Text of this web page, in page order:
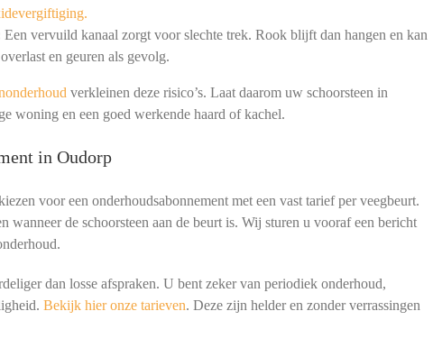
Een vervuild kanaal zorgt voor slechte trek. Rook blijft dan hangen en kan
en geuren als gevolg.
verkleinen deze risico’s. Laat daarom uw schoorsteen in
woning en een goed werkende haard of kachel.
in Oudorp
voor een onderhoudsabonnement met een vast tarief per veegbeurt.
wanneer de schoorsteen aan de beurt is. Wij sturen u vooraf een bericht
dan losse afspraken. U bent zeker van periodiek onderhoud,
Bekijk hier onze tarieven. Deze zijn helder en zonder verrassingen